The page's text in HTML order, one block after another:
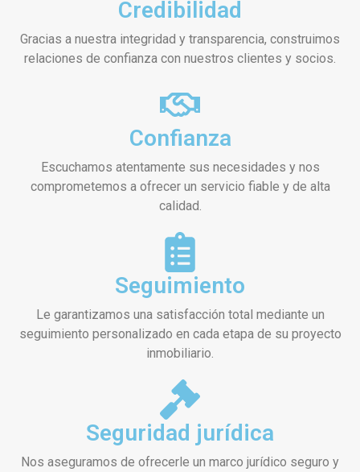
Credibilidad
Gracias a nuestra integridad y transparencia, construimos
relaciones de confianza con nuestros clientes y socios.
Confianza
Escuchamos atentamente sus necesidades y nos
comprometemos a ofrecer un servicio fiable y de alta
calidad.
Seguimiento
Le garantizamos una satisfacción total mediante un
seguimiento personalizado en cada etapa de su proyecto
inmobiliario.
Seguridad jurídica
Nos aseguramos de ofrecerle un marco jurídico seguro y